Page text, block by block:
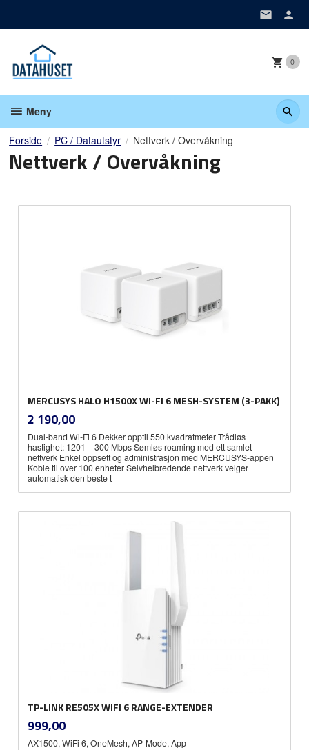
0
Meny
Forside PC / Datautstyr Nettverk / Overvåkning
Nettverk / Overvåkning
MERCUSYS HALO H1500X WI-FI 6 MESH-SYSTEM (3-PAKK)
Pris
2 190,00mva.
Dual-band Wi-Fi 6 Dekker opptil 550 kvadratmeter Trådløs
hastighet: 1201 + 300 Mbps Sømløs roaming med ett samlet
nettverk Enkel oppsett og administrasjon med MERCUSYS-appen
Koble til over 100 enheter Selvhelbredende nettverk velger
automatisk den beste t
TP-LINK RE505X WIFI 6 RANGE-EXTENDER
Pris
999,00mva.
AX1500, WiFi 6, OneMesh, AP-Mode, App